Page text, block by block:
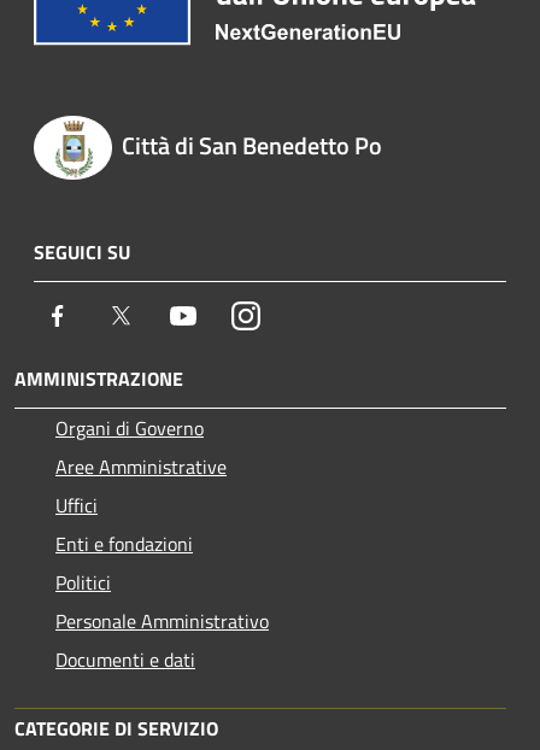
Città di San Benedetto Po
SEGUICI SU
Facebook Twitter YoutubeInstagram
AMMINISTRAZIONE
Organi di Governo
Aree Amministrative
Uffici
Enti e fondazioni
Politici
Personale Amministrativo
Documenti e dati
CATEGORIE DI SERVIZIO